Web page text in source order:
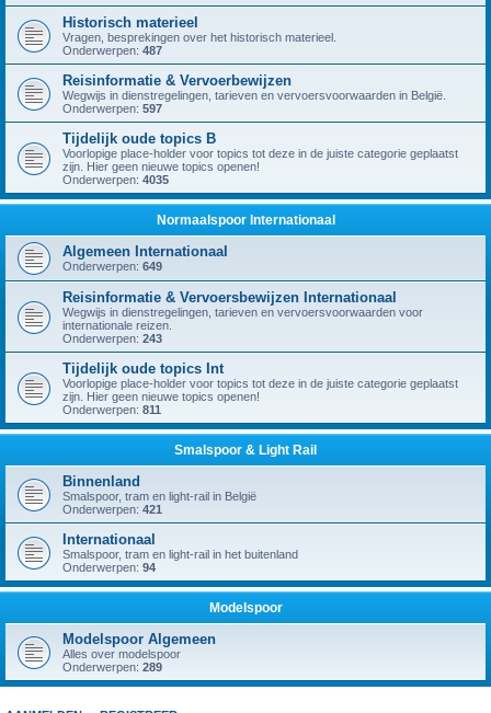
Historisch materieel
Vragen, besprekingen over het historisch materieel.
Onderwerpen: 487
Reisinformatie & Vervoerbewijzen
Wegwijs in dienstregelingen, tarieven en vervoersvoorwaarden in België.
Onderwerpen: 597
Tijdelijk oude topics B
Voorlopige place-holder voor topics tot deze in de juiste categorie geplaatst
zijn. Hier geen nieuwe topics openen!
Onderwerpen: 4035
Normaalspoor Internationaal
Algemeen Internationaal
Onderwerpen: 649
Reisinformatie & Vervoersbewijzen Internationaal
Wegwijs in dienstregelingen, tarieven en vervoersvoorwaarden voor
internationale reizen.
Onderwerpen: 243
Tijdelijk oude topics Int
Voorlopige place-holder voor topics tot deze in de juiste categorie geplaatst
zijn. Hier geen nieuwe topics openen!
Onderwerpen: 811
Smalspoor & Light Rail
Binnenland
Smalspoor, tram en light-rail in België
Onderwerpen: 421
Internationaal
Smalspoor, tram en light-rail in het buitenland
Onderwerpen: 94
Modelspoor
Modelspoor Algemeen
Alles over modelspoor
Onderwerpen: 289